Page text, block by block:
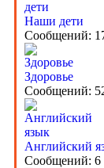
Наши дети
Сообщений:
Здоровье
Сообщений:
Английский
Сообщений: 6